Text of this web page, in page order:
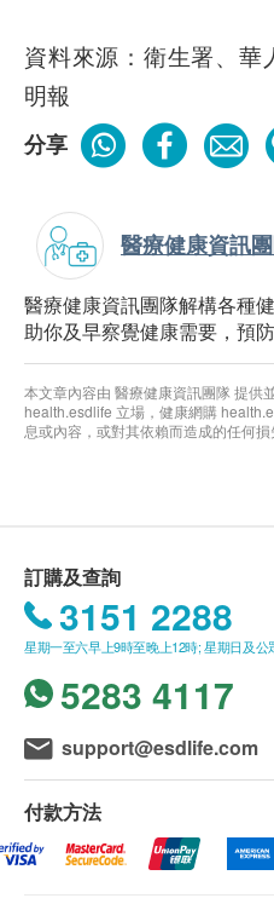
資料來源：衛生署、華
明報
分享
醫療健康資訊
醫療健康資訊團隊解構各種
助你及早察覺健康需要，預
本文章內容由 醫療健康資訊團隊 提供
health.esdlife 立場，健康網購
息或內容，或對其依賴而造成的任何損
訂購及查詢
3151 2288
星期一至六早上9時至晚上12時; 星期日及公
5283 4117
support@esdlife.com
付款方法